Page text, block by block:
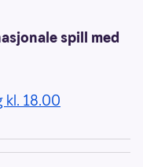
spill med
kl. 18.00